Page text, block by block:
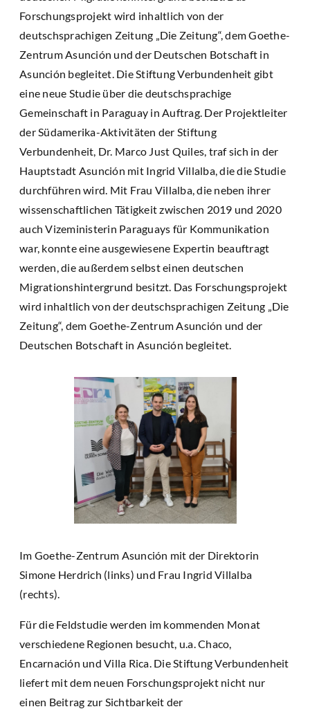
Forschungsprojekt wird inhaltlich von der
deutschsprachigen Zeitung „Die Zeitung“, dem Goethe-
Zentrum Asunción und der Deutschen Botschaft in
Asunción begleitet. Die Stiftung Verbundenheit gibt
eine neue Studie über die deutschsprachige
Gemeinschaft in Paraguay in Auftrag. Der Projektleiter
der Südamerika-Aktivitäten der Stiftung
Verbundenheit, Dr. Marco Just Quiles, traf sich in der
Hauptstadt Asunción mit Ingrid Villalba, die die Studie
durchführen wird. Mit Frau Villalba, die neben ihrer
wissenschaftlichen Tätigkeit zwischen 2019 und 2020
auch Vizeministerin Paraguays für Kommunikation
war, konnte eine ausgewiesene Expertin beauftragt
werden, die außerdem selbst einen deutschen
Migrationshintergrund besitzt. Das Forschungsprojekt
wird inhaltlich von der deutschsprachigen Zeitung „Die
Zeitung“, dem Goethe-Zentrum Asunción und der
Deutschen Botschaft in Asunción begleitet.
Im Goethe-Zentrum Asunción mit der Direktorin
Simone Herdrich (links) und Frau Ingrid Villalba
(rechts).
Für die Feldstudie werden im kommenden Monat
verschiedene Regionen besucht, u.a. Chaco,
Encarnación und Villa Rica. Die Stiftung Verbundenheit
liefert mit dem neuen Forschungsprojekt nicht nur
einen Beitrag zur Sichtbarkeit der